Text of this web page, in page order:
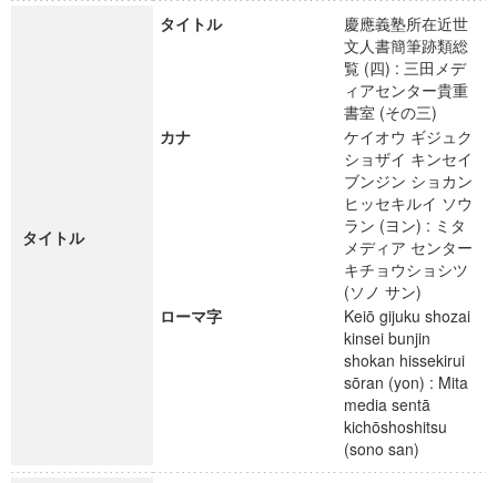
タイトル
タイトル
慶應義塾所在近世
文人書簡筆跡類総
覧 (四) : 三田メデ
ィアセンター貴重
書室 (その三)
カナ
ケイオウ ギジュク
ショザイ キンセイ
ブンジン ショカン
ヒッセキルイ ソウ
ラン (ヨン) : ミタ
メディア センター
キチョウショシツ
(ソノ サン)
ローマ字
Keiō gijuku shozai
kinsei bunjin
shokan hissekirui
sōran (yon) : Mita
media sentā
kichōshoshitsu
(sono san)